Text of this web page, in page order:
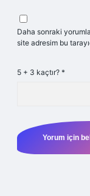
Daha sonraki
site adresim bu
5 + 3 kaçtır? *